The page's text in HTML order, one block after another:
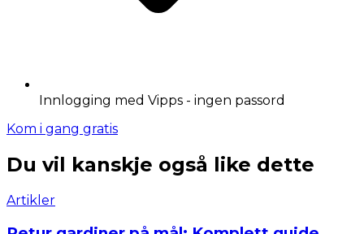
Innlogging med Vipps - ingen passord
Kom i gang gratis
Du vil kanskje også like dette
Artikler